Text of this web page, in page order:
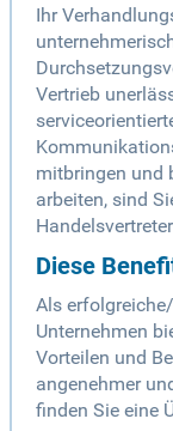
Ihr
Vertrieb
mitbringen und
arbeiten, sind
Diese
Als
Unternehmen
Vorteilen und
angenehmer
finden Sie eine